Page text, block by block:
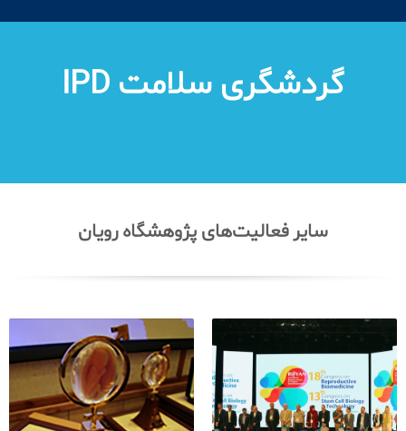
گردشگری سلامت IPD
سایر فعالیت‌های پژوهشگاه رویان